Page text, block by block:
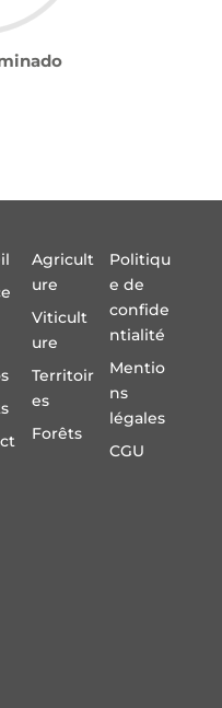
Agricult
ure
Viticult
ure
Territoir
es
Forêts
Politiqu
e de
confide
ntialité
Mentio
ns
légales
CGU